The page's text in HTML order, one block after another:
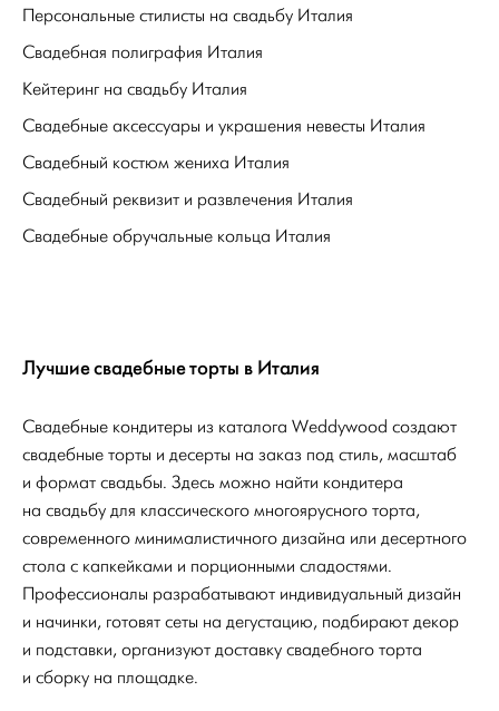
Персональные стилисты на свадьбу Италия
Свадебная полиграфия Италия
Кейтеринг на свадьбу Италия
Свадебные аксессуары и украшения невесты Италия
Свадебный костюм жениха Италия
Свадебный реквизит и развлечения Италия
Свадебные обручальные кольца Италия
Лучшие свадебные торты в Италия
Свадебные кондитеры из каталога Weddywood создают
свадебные торты и десерты на заказ под стиль, масштаб
и формат свадьбы. Здесь можно найти кондитера
на свадьбу для классического многоярусного торта,
современного минималистичного дизайна или десертного
стола с капкейками и порционными сладостями.
Профессионалы разрабатывают индивидуальный дизайн
и начинки, готовят сеты на дегустацию, подбирают декор
и подставки, организуют доставку свадебного торта
и сборку на площадке.